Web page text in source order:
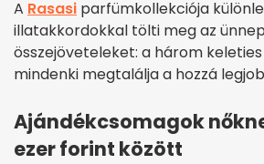
A Rasasi parfümkollekciója
illatakkordokkal tölti meg az
összejöveteleket: a három
mindenki megtalálja a hozzá
Ajándékcsomagok
ezer forint között